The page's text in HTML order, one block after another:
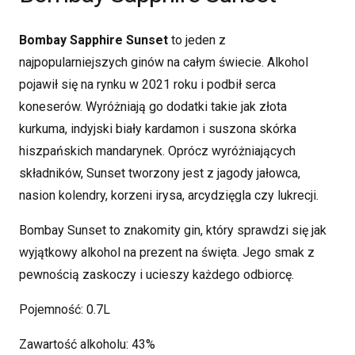
Bombay Sapphire Sunset to jeden z
najpopularniejszych ginów na całym świecie. Alkohol
pojawił się na rynku w 2021 roku i podbił serca
koneserów. Wyróżniają go dodatki takie jak złota
kurkuma, indyjski biały kardamon i suszona skórka
hiszpańskich mandarynek. Oprócz wyróżniających
składników, Sunset tworzony jest z jagody jałowca,
nasion kolendry, korzeni irysa, arcydzięgla czy lukrecji.
Bombay Sunset to znakomity gin, który sprawdzi się jak
wyjątkowy alkohol na prezent na święta. Jego smak z
pewnością zaskoczy i ucieszy każdego odbiorcę.
Pojemność: 0.7L
Zawartość alkoholu: 43%